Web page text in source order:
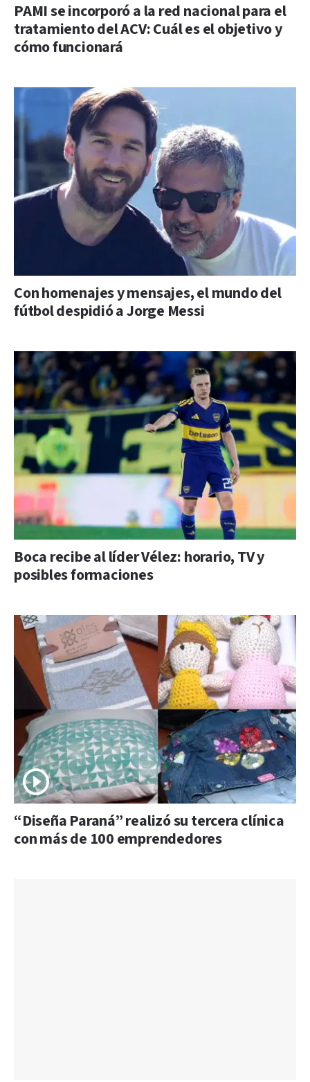
PAMI se incorporó a la red nacional para el
tratamiento del ACV: Cuál es el objetivo y
cómo funcionará
Con homenajes y mensajes, el mundo del
fútbol despidió a Jorge Messi
Boca recibe al líder Vélez: horario, TV y
posibles formaciones
“Diseña Paraná” realizó su tercera clínica
con más de 100 emprendedores